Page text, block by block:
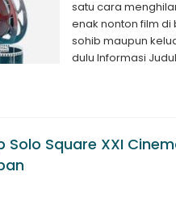
satu cara
enak nonton film
sohib maupun
dulu Informasi
Solo Square XXI